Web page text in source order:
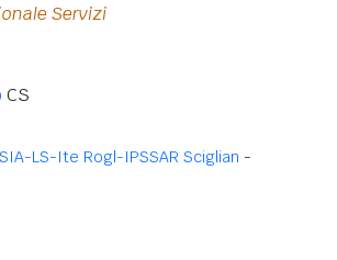
Servizi
CS
LS-Ite Rogl-IPSSAR Sciglian -